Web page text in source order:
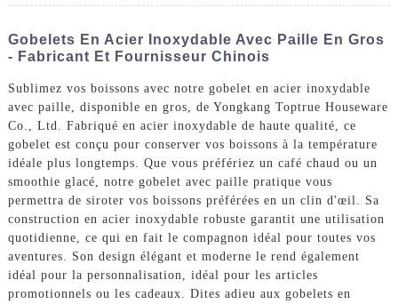
Gobelets En Acier Inoxydable Avec Paille En Gros
- Fabricant Et Fournisseur Chinois
Sublimez vos boissons avec notre gobelet en acier inoxydable
avec paille, disponible en gros, de Yongkang Toptrue Houseware
Co., Ltd. Fabriqué en acier inoxydable de haute qualité, ce
gobelet est conçu pour conserver vos boissons à la température
idéale plus longtemps. Que vous préfériez un café chaud ou un
smoothie glacé, notre gobelet avec paille pratique vous
permettra de siroter vos boissons préférées en un clin d'œil. Sa
construction en acier inoxydable robuste garantit une utilisation
quotidienne, ce qui en fait le compagnon idéal pour toutes vos
aventures. Son design élégant et moderne le rend également
idéal pour la personnalisation, idéal pour les articles
promotionnels ou les cadeaux. Dites adieu aux gobelets en